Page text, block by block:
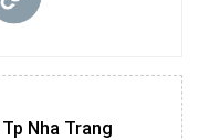
Nha Trang